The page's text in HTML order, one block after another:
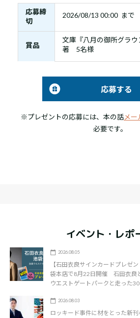
応募締
切
2026/08/13 00:00 まで
賞品
文庫『八月の御所グラウ
著 5名様
応募する
※プレゼントの応募には、本の話メ
必要です。
イベント・レポ
2026.08.05
【石田衣良サインカードプレゼ
袋本店で8月22日開催 石田衣良
ウエストゲートパークと走った30
2026.08.03
ロッキード事件に材をとった新